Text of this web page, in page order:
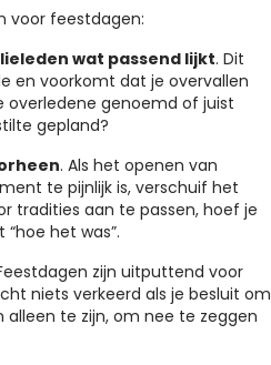
voor feestdagen:
wat passend lijkt. Dit
en voorkomt dat je overvallen
overledene genoemd of juist
gepland?
. Als het openen van
te pijnlijk is, verschuif het
tradities aan te passen, hoef je
het was”.
zijn uitputtend voor
niets verkeerd als je besluit om
te zijn, om nee te zeggen